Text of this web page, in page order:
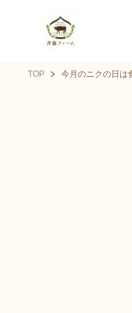
TOP 今月のニクの日は